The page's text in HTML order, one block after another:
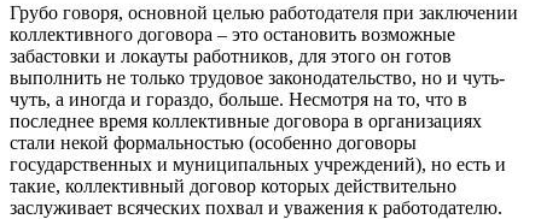
Грубо говоря, основной целью работодателя при заключении
коллективного договора – это остановить возможные
забастовки и локауты работников, для этого он готов
выполнить не только трудовое законодательство, но и чуть-
чуть, а иногда и гораздо, больше. Несмотря на то, что в
последнее время коллективные договора в организациях
стали некой формальностью (особенно договоры
государственных и муниципальных учреждений), но есть и
такие, коллективный договор которых действительно
заслуживает всяческих похвал и уважения к работодателю.